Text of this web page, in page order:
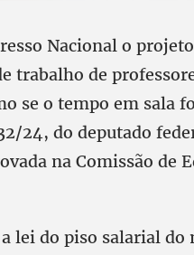
Nacional o
trabalho de
se o tempo em sala
24, do deputado
na Comissão de
lei do piso salarial